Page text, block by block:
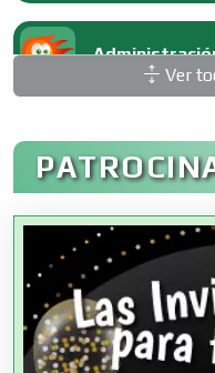
Agencias
Agencias de
Ver